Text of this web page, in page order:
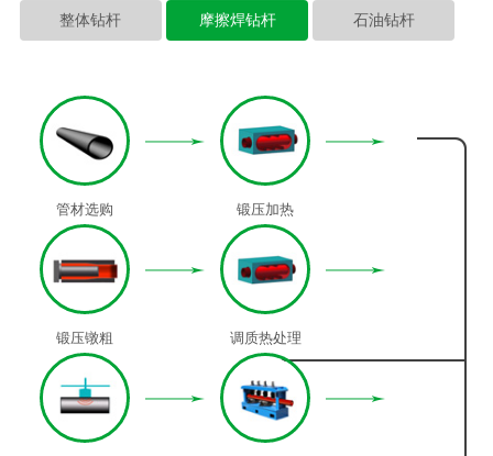
我们荣誉
企业资质
品牌专利
合作伙伴
联系我们
客户案例
工程指导
支持合作
资讯天下
客户调查
整体钻杆 摩擦焊钻杆 石油钻杆
管材选购 锻压加热
锻压镦粗 调质热处理